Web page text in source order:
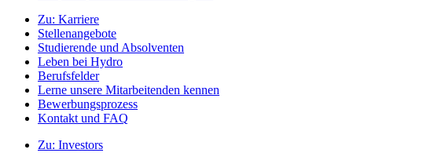
Zu: Karriere
Stellenangebote
Studierende und Absolventen
Leben bei Hydro
Berufsfelder
Lerne unsere Mitarbeitenden kennen
Bewerbungsprozess
Kontakt und FAQ
Zu: Investors